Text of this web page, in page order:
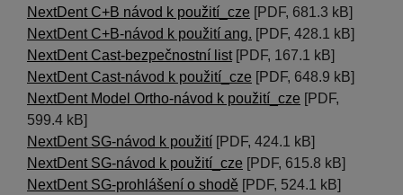
NextDent C+B návod k použití_cze [PDF, 681.3 kB]
NextDent C+B-návod k použití ang. [PDF, 428.1 kB]
NextDent Cast-bezpečnostní list[PDF, 167.1 kB]
NextDent Cast-návod k použití_cze [PDF, 648.9 kB]
NextDent Model Ortho-návod k použití_cze [PDF,
599.4 kB]
NextDent SG-návod k použití [PDF, 424.1 kB]
NextDent SG-návod k použití_cze [PDF, 615.8 kB]
NextDent SG-prohlášení o shodě [PDF, 524.1 kB]